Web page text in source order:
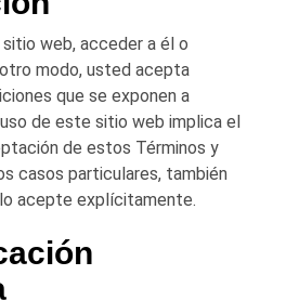
web, acceder a él o
modo, usted acepta
que se exponen a
de este sitio web implica el
de estos Términos y
casos particulares, también
acepte explícitamente.